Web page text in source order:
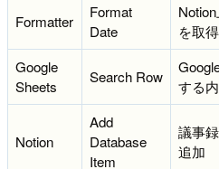
Formatter
Format
Date
を取得
Google
Sheets
Search Row
する
Notion
Add
Database
Item
議事
追加